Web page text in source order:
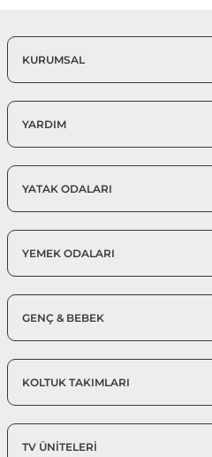
KURUMSAL
YARDIM
YATAK ODALARI
YEMEK ODALARI
GENÇ & BEBEK
KOLTUK TAKIMLARI
TV ÜNİTELERİ